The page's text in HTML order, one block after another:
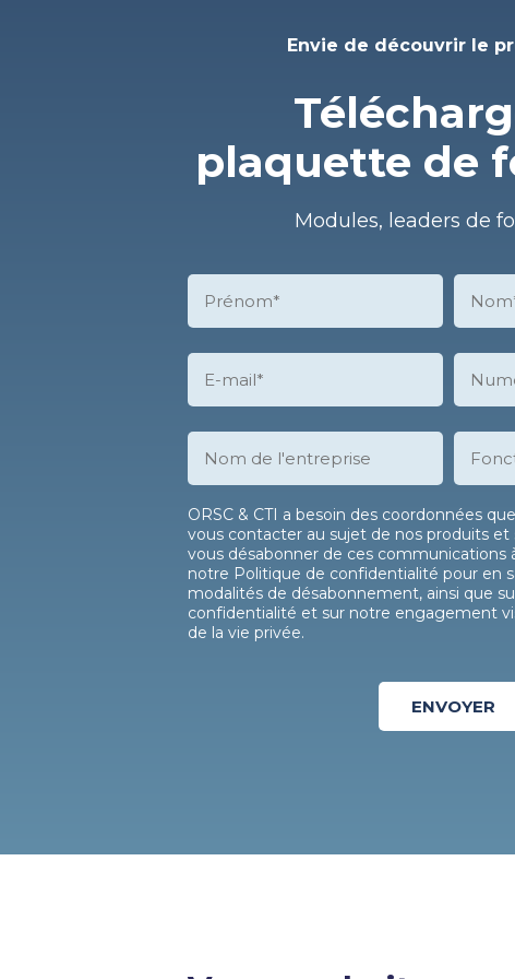
Envie de découvrir le
plaquette de
Modules, leaders de
ORSC & CTI a besoin des coordonnées
vous contacter au sujet de nos produits et
vous désabonner de ces
notre Politique de confidentialité pour en
modalités de désabonnement, ainsi que
confidentialité et sur notre engagement
de la vie privée.